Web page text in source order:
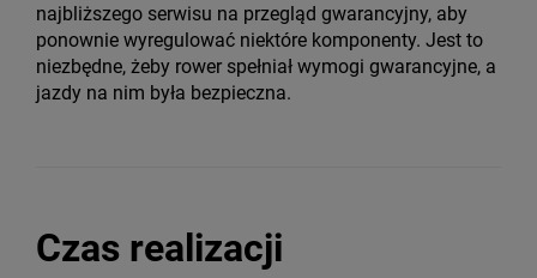
najbliższego serwisu na przegląd gwarancyjny, aby
ponownie wyregulować niektóre komponenty. Jest to
niezbędne, żeby rower spełniał wymogi gwarancyjne, a
jazdy na nim była bezpieczna.
Czas realizacji